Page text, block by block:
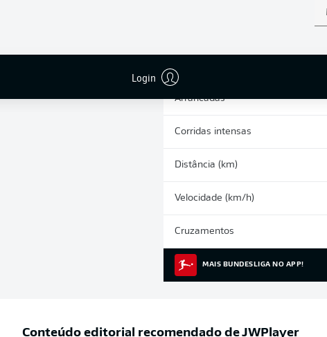
Login
Arrancadas
Corridas intensas
Distância (km)
Velocidade (km/h)
Cruzamentos
MAIS BUNDESLIGA NO APP!
Conteúdo editorial recomendado deJWPlayer